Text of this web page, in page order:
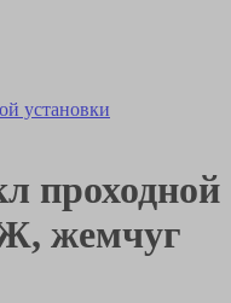
установки
проходной
жемчуг